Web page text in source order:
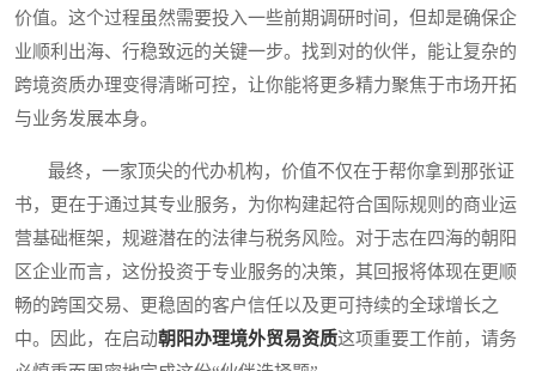
价值。这个过程虽然需要投入一些前期调研时间，但却是确保企
业顺利出海、行稳致远的关键一步。找到对的伙伴，能让复杂的
跨境资质办理变得清晰可控，让你能将更多精力聚焦于市场开拓
与业务发展本身。
最终，一家顶尖的代办机构，价值不仅在于帮你拿到那张证
书，更在于通过其专业服务，为你构建起符合国际规则的商业运
营基础框架，规避潜在的法律与税务风险。对于志在四海的朝阳
区企业而言，这份投资于专业服务的决策，其回报将体现在更顺
畅的跨国交易、更稳固的客户信任以及更可持续的全球增长之
中。因此，在启动朝阳办理境外贸易资质这项重要工作前，请务